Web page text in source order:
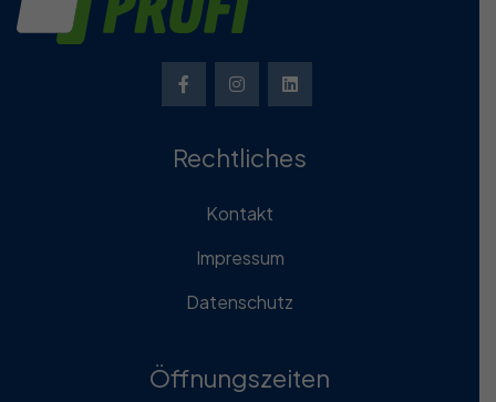
Rechtliches
Kontakt
Impressum
Datenschutz
Öffnungszeiten